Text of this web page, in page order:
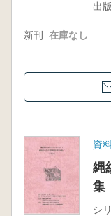
出
新刊 在庫なし
資
縄
集
シ